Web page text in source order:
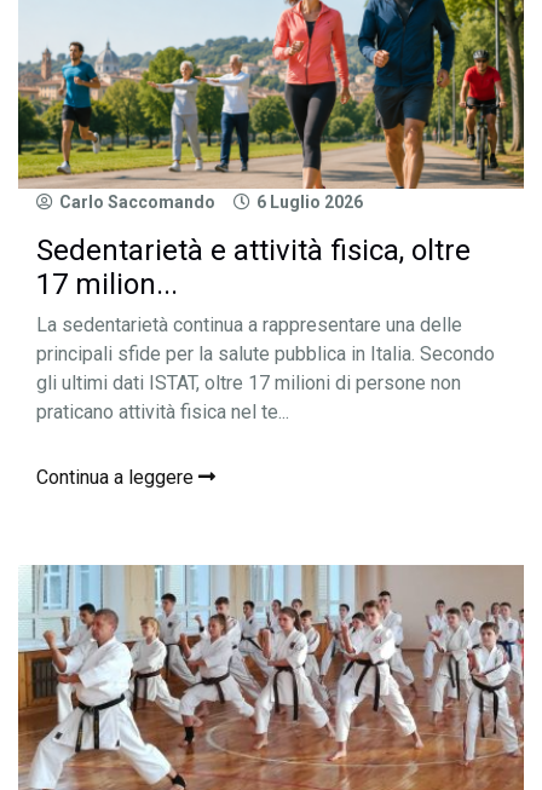
Carlo Saccomando 6 Luglio 2026
Sedentarietà e attività fisica, oltre
17 milion...
La sedentarietà continua a rappresentare una delle
principali sfide per la salute pubblica in Italia. Secondo
gli ultimi dati ISTAT, oltre 17 milioni di persone non
praticano attività fisica nel te...
Continua a leggere